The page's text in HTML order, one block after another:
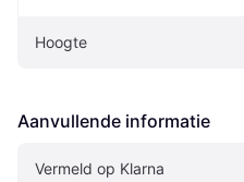
Hoogte
Aanvullende informatie
Vermeld op Klarna